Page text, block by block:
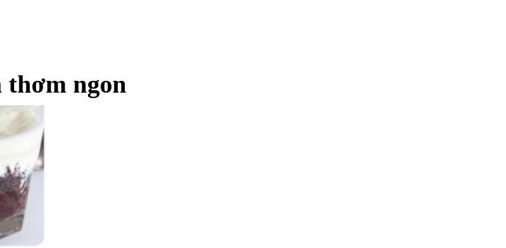
thơm ngon